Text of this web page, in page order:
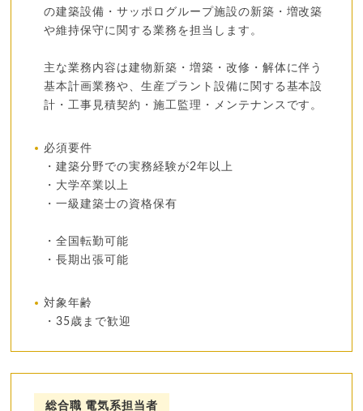
の建築設備・サッポログループ施設の新築・増改築
や維持保守に関する業務を担当します。
主な業務内容は建物新築・増築・改修・解体に伴う
基本計画業務や、生産プラント設備に関する基本設
計・工事見積契約・施工監理・メンテナンスです。
必須要件
・建築分野での実務経験が2年以上
・大学卒業以上
・一級建築士の資格保有
・全国転勤可能
・長期出張可能
対象年齢
・35歳まで歓迎
総合職 電気系担当者